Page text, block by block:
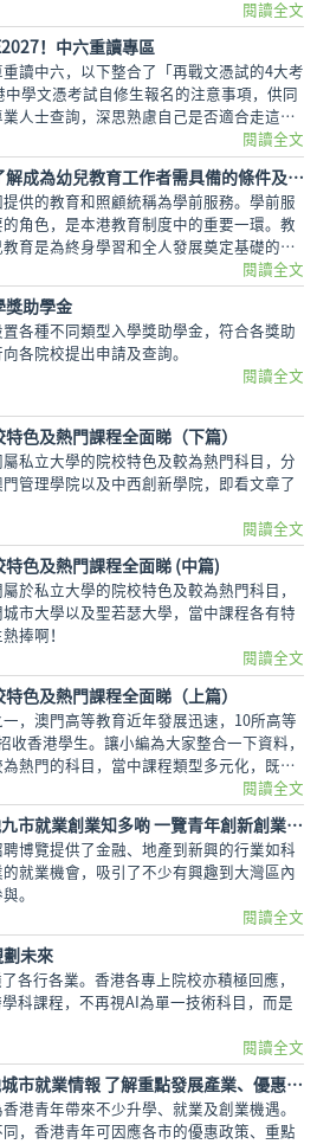
閱讀全文
！中六重讀專區
讀中六，以下整合了「再戰文憑試的4大考
學文憑考試自修生報名的注意事項，供同
人士查詢，深思熟慮自己是否適合走這條
閱讀全文
職場情報站2026｜一文了解成為幼兒教育工作者需具備的條件及最新薪酬
供的教育和照顧統稱為學前服務。學前服
角色，是本港教育制度中的重要一環。教
育是為終身學習和全人發展奠定基礎的重
工作者，更是擔當一個領導的角色，須把兒
他們提供各式各樣的教學服務
閱讀全文
獎助學金
各種不同類型入學獎助學金，符合各獎助
各院校提出申請及查詢。
閱讀全文
色及熱門課程全面睇（下篇）
私立大學的院校特色及較為熱門科目，分
管理學院以及中西創新學院，即看文章了
閱讀全文
色及熱門課程全面睇 (中篇)
於私立大學的院校特色及較為熱門科目，
市大學以及聖若瑟大學，當中課程各有特
捧啊！
閱讀全文
色及熱門課程全面睇（上篇）
，澳門高等教育近年發展迅速，10所高等
收香港學生。讓小編為大家整合一下資料，
熱門的科目，當中課程類型多元化，既有
閱讀全文
大灣區工作｜大灣區內地九市就業創業知多啲 一覽青年創新創業基地
聘博覽提供了金融、地產到新興的行業如科
就業機會，吸引了不少有興趣到大灣區內
。
閱讀全文
劃未來
各行各業。香港各專上院校亦積極回應，
科課程，不再視AI為單一技術科目，而是
閱讀全文
大灣區工作︱大灣區內地城市就業情報 了解重點發展產業、優惠政策、招聘計劃
港青年帶來不少升學、就業及創業機遇。
，香港青年可因應各市的優惠政策、重點